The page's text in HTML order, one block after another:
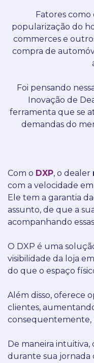
Fatores como
popularização do
commerces e
compra de
Foi pensando
Inovação de
ferramenta que se
demandas do
Com o DXP, o dealer
com a velocidade
Ele tem a garantia
assunto, de que a
acompanhando
O DXP é uma
visibilidade da loja
do que o espaço
Além disso, oferece
clientes,
consequentemente,
De maneira intuitiva,
durante sua jornada